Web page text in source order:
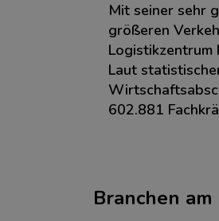
Mit seiner sehr
größeren
Logistikzentrum
Laut
602.881
Branchen